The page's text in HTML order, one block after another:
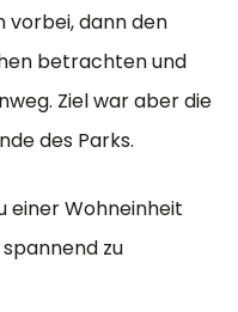
vorbei, dann den
betrachten und
Ziel war aber die
des Parks.
einer Wohneinheit
zu